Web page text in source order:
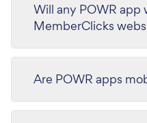
Will any POWR app
MemberClicks
Are POWR apps